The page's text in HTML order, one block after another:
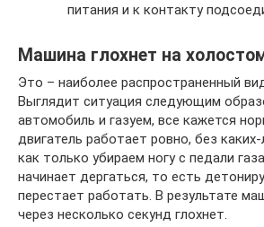
питания и к контакту
Машина глохнет на
Это – наиболее распространенный
Выглядит ситуация следующим
автомобиль и газуем, все кажется
двигатель работает ровно, без
как только убираем ногу с педали
начинает дергаться, то есть
перестает работать. В результате
через несколько секунд глохнет.